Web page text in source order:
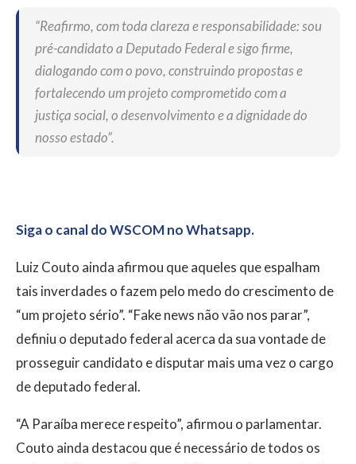
“Reafirmo, com toda clareza e responsabilidade: sou
pré-candidato a Deputado Federal e sigo firme,
dialogando com o povo, construindo propostas e
fortalecendo um projeto comprometido com a
justiça social, o desenvolvimento e a dignidade do
nosso estado”.
Siga o canal do WSCOM no Whatsapp.
Luiz Couto ainda afirmou que aqueles que espalham
tais inverdades o fazem pelo medo do crescimento de
“um projeto sério”. “Fake news não vão nos parar”,
definiu o deputado federal acerca da sua vontade de
prosseguir candidato e disputar mais uma vez o cargo
de deputado federal.
“A Paraíba merece respeito”, afirmou o parlamentar.
Couto ainda destacou que é necessário de todos os